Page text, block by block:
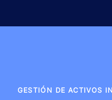
GESTIÓN DE ACTIVOS